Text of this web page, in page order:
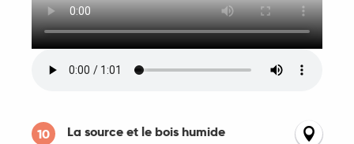
10 La source et le bois humide